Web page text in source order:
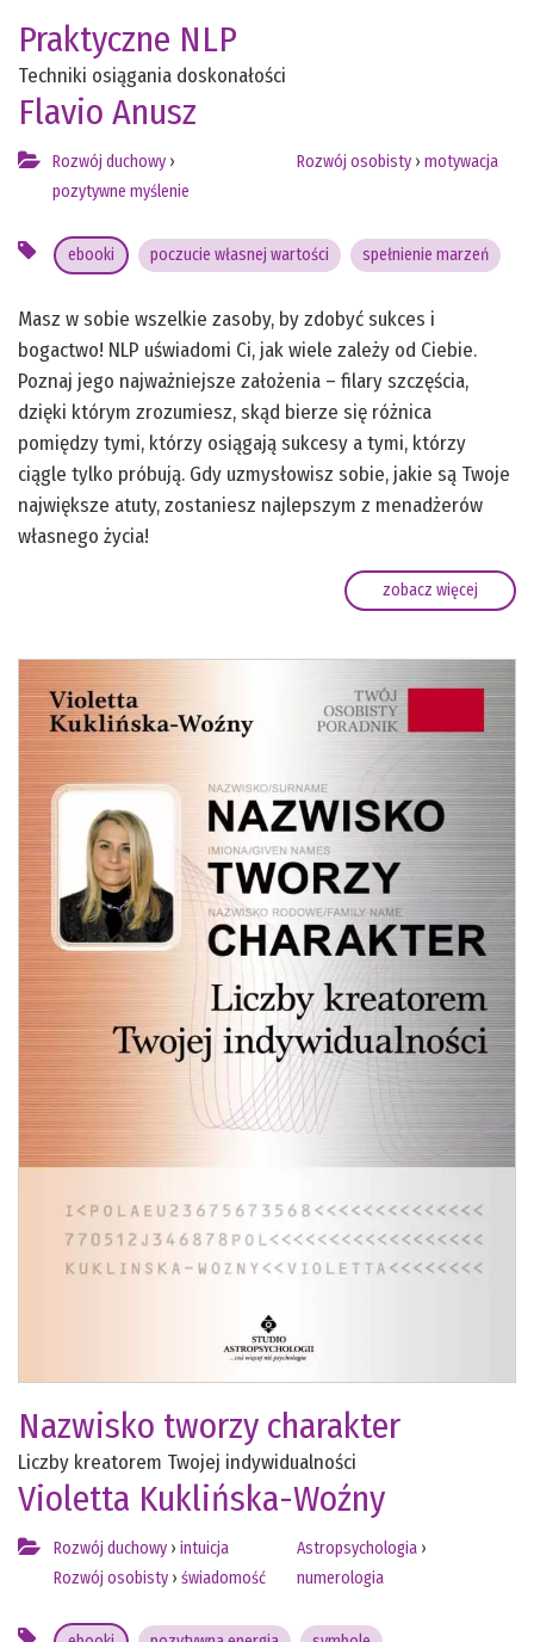
Praktyczne NLP
Techniki osiągania doskonałości
Flavio Anusz
Rozwój duchowy ›
pozytywne myślenie
Rozwój osobisty› motywacja
ebooki poczucie własnej wartości spełnienie marzeń
Masz w sobie wszelkie zasoby, by zdobyć sukces i
bogactwo! NLP uświadomi Ci, jak wiele zależy od Ciebie.
Poznaj jego najważniejsze założenia – filary szczęścia,
dzięki którym zrozumiesz, skąd bierze się różnica
pomiędzy tymi, którzy osiągają sukcesy a tymi, którzy
ciągle tylko próbują. Gdy uzmysłowisz sobie, jakie są Twoje
największe atuty, zostaniesz najlepszym z menadżerów
własnego życia!
zobacz więcej
Nazwisko tworzy charakter
Liczby kreatorem Twojej indywidualności
Violetta Kuklińska-Woźny
Rozwój duchowy› intuicja
Rozwój osobisty› świadomość
Astropsychologia›
numerologia